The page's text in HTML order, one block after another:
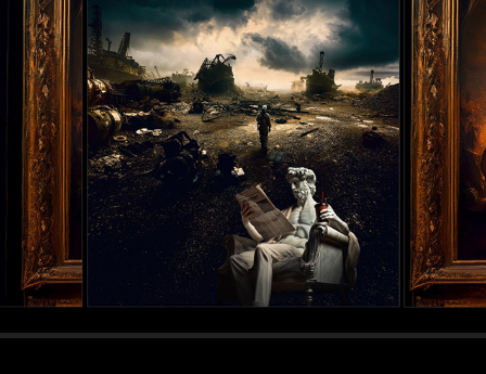
Metamorphoses.  (2024)
2024